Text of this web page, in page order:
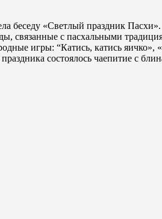
беседу «Светлый праздник Пасхи».
связанные с пасхальными
игры: “Катись, катись яичко»,
состоялось чаепитие с